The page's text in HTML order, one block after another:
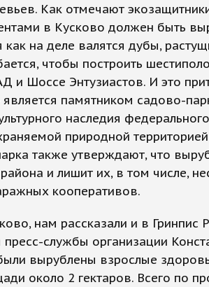
Как отмечают
в Кусково должен быть
на деле валятся дубы,
чтобы построить
и Шоссе Энтузиастов. И это
памятником садово-
наследия
природной территорией
также утверждают, что
и лишит их, в том числе,
кооперативов.
нам рассказали и в Гринпис
службы организации
вырублены взрослые
около 2 гектаров. Всего по